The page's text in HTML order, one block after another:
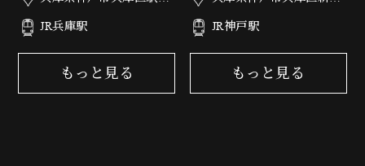
JR兵庫駅
もっと見る
JR神戸駅
もっと見る